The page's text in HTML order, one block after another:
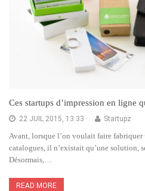
Ces startups d’impression en ligne
22 JUIL 2015, 13:33 Startupz
Avant, lorsque l’on voulait faire fabriquer
catalogues, il n’existait qu’une solution,
Désormais,…
READ MORE